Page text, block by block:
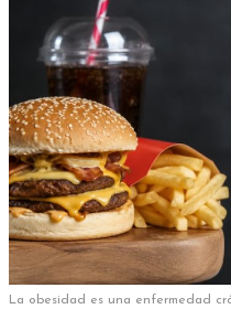
La obesidad es una enfermedad